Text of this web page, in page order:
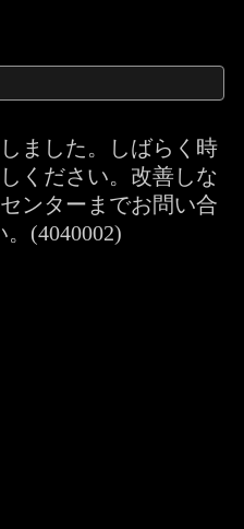
ました。しばらく時
ください。改善しな
ンターまでお問い合
(4040002)